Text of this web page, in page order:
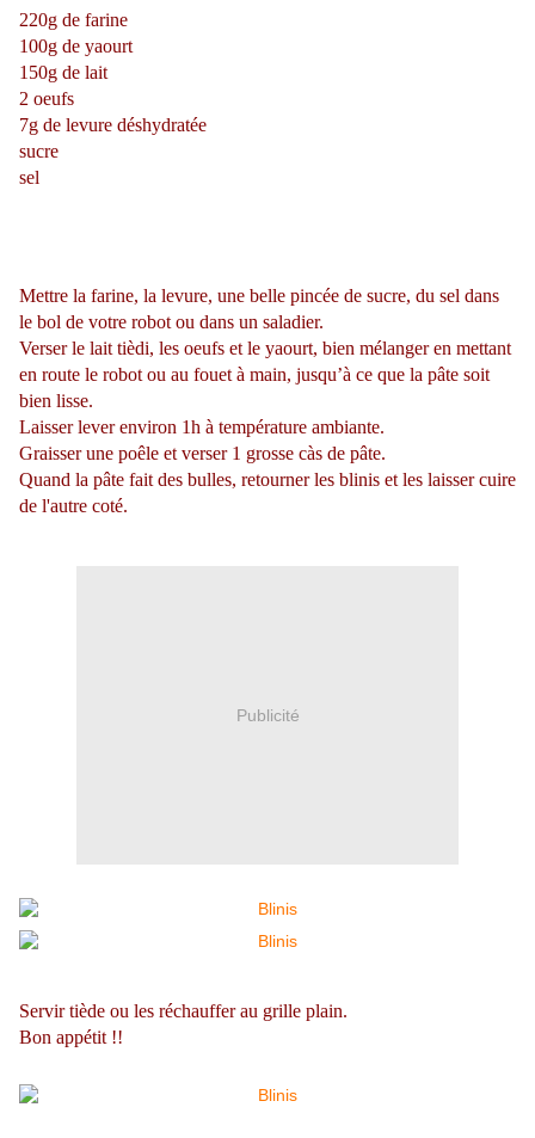
220g de farine
100g de yaourt
150g de lait
2 oeufs
7g de levure déshydratée
sucre
sel
Mettre la farine, la levure, une belle pincée de sucre, du sel dans
le bol de votre robot ou dans un saladier.
Verser le lait tièdi, les oeufs et le yaourt, bien mélanger en mettant
en route le robot ou au fouet à main, jusqu’à ce que la pâte soit
bien lisse.
Laisser lever environ 1h à température ambiante.
Graisser une poêle et verser 1 grosse càs de pâte.
Quand la pâte fait des bulles, retourner les blinis et les laisser cuire
de l'autre coté.
Publicité
Servir tiède ou les réchauffer au grille plain.
Bon appétit !!